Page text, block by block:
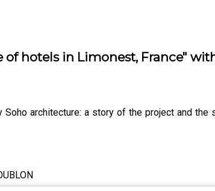
hotels in Limonest, France"
Soho architecture: a story of the project and